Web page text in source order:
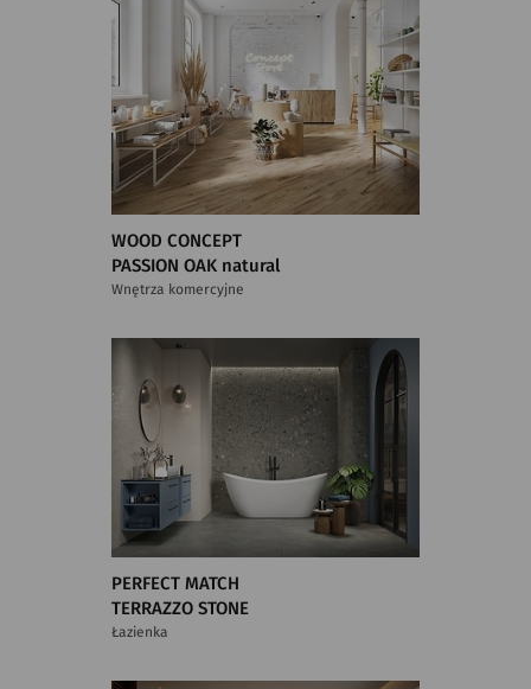
WOOD CONCEPT
PASSION OAK natural
Wnętrza komercyjne
PERFECT MATCH
TERRAZZO STONE
Łazienka